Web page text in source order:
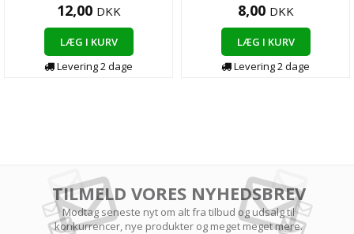
12,00 DKK
LÆG I KURV
Levering 2 dage
8,00 DKK
LÆG I KURV
Levering 2 dage
TILMELD VORES NYHEDSBREV
Modtag seneste nyt om alt fra tilbud og udsalg til
konkurrencer, nye produkter og meget meget mere.